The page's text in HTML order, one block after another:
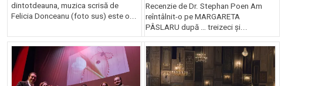
dintotdeauna, muzica scrisă de
Felicia Donceanu (foto sus) este o...
Recenzie de Dr. Stephan Poen Am
reîntâlnit-o pe MARGARETA
PÂSLARU după … treizeci și...